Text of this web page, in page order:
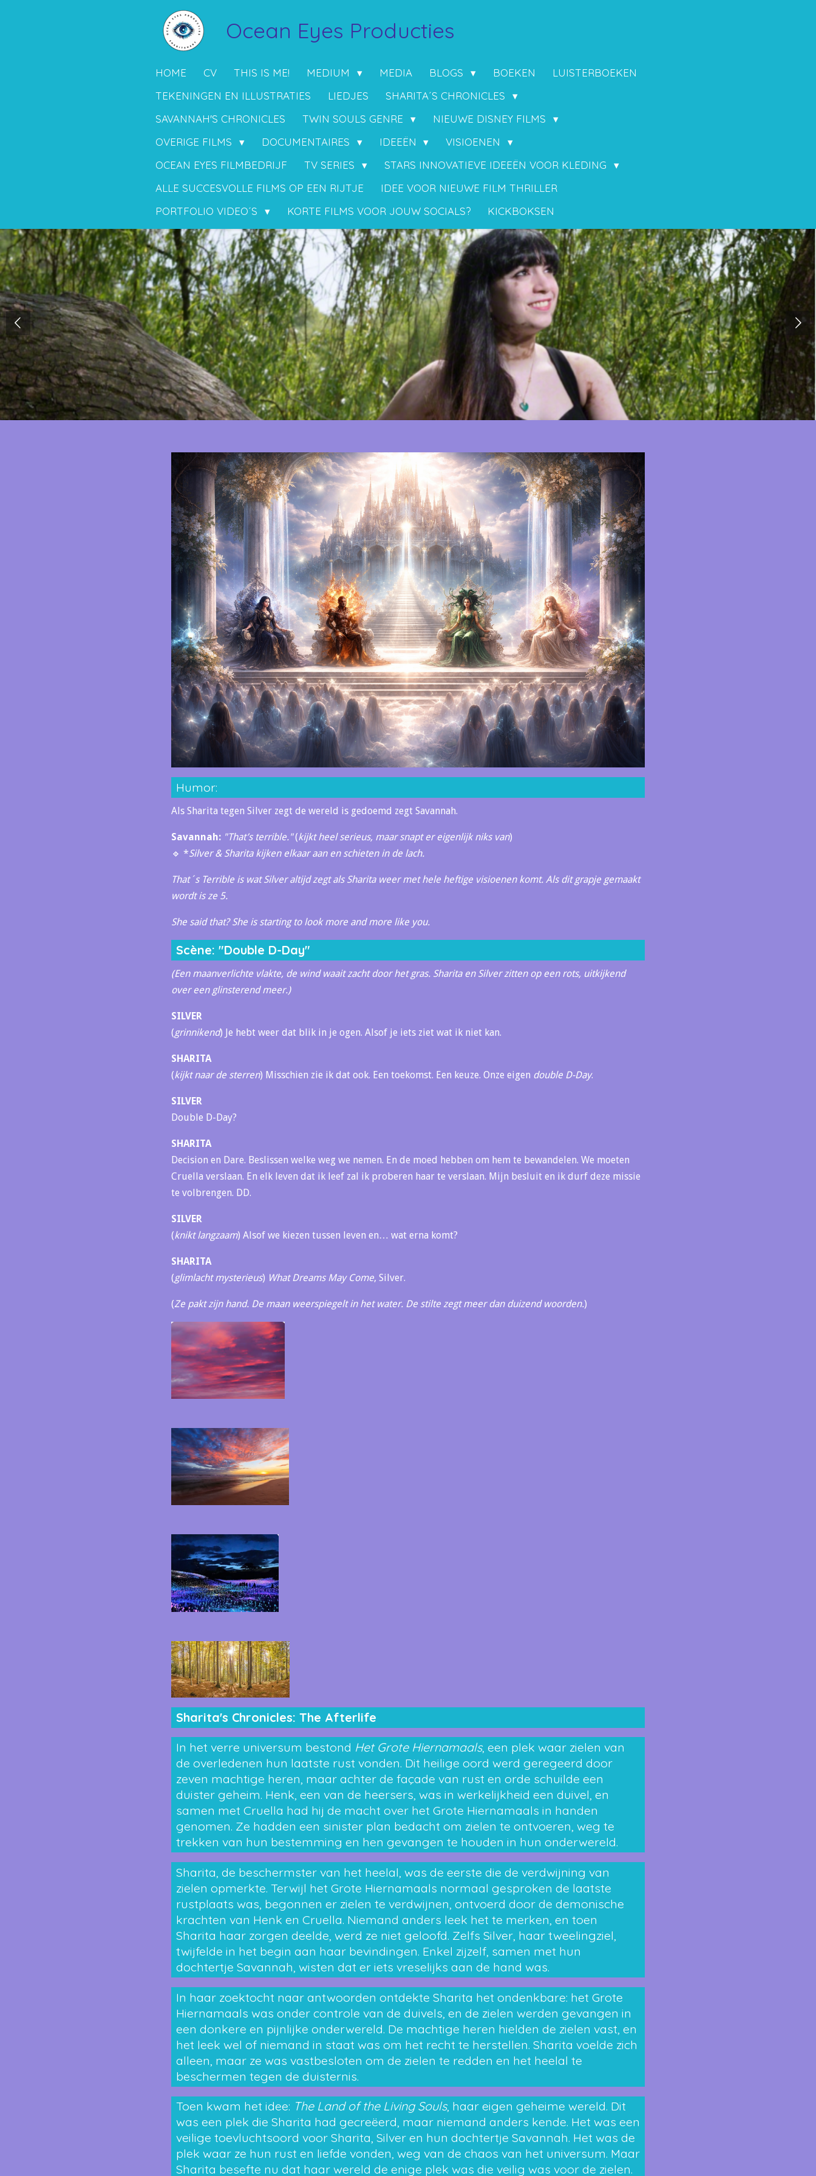
Ocean Eyes Producties
HOME CV THIS IS ME! MEDIUM MEDIA BLOGS BOEKEN
LUISTERBOEKEN
TEKENINGEN EN ILLUSTRATIES
LIEDJES
SHARITA´S CHRONICLES
SAVANNAH'S CHRONICLES
TWIN SOULS GENRE
NIEUWE DISNEY FILMS
OVERIGE FILMS
DOCUMENTAIRES IDEEËN
VISIOENEN
OCEAN EYES FILMBEDRIJF
TV SERIES
STARS INNOVATIEVE IDEEËN VOOR KLEDING
ALLE SUCCESVOLLE FILMS OP EEN RIJTJE
IDEE VOOR NIEUWE FILM THRILLER
PORTFOLIO VIDEO´S
KORTE FILMS VOOR JOUW SOCIALS? KICKBOKSEN
Humor:
Als Sharita tegen Silver zegt de wereld is gedoemd zegt Savannah.
Savannah: "That’s terrible."(kijkt heel serieus, maar snapt er eigenlijk niks van)
🔹 *Silver & Sharita kijken elkaar aan en schieten in de lach.
That´s Terrible is wat Silver altijd zegt als Sharita weer met hele heftige visioenen komt. Als dit grapje gemaakt
wordt is ze 5.
She said that? She is starting to look more and more like you.
Scène: "Double D-Day"
(Een maanverlichte vlakte, de wind waait zacht door het gras. Sharita en Silver zitten op een rots, uitkijkend
over een glinsterend meer.)
SILVER
(grinnikend) Je hebt weer dat blik in je ogen. Alsof je iets ziet wat ik niet kan.
SHARITA
(kijkt naar de sterren) Misschien zie ik dat ook. Een toekomst. Een keuze. Onze eigen double D-Day.
SILVER
Double D-Day?
SHARITA
Decision en Dare. Beslissen welke weg we nemen. En de moed hebben om hem te bewandelen. We moeten
Cruella verslaan. En elk leven dat ik leef zal ik proberen haar te verslaan. Mijn besluit en ik durf deze missie
te volbrengen. DD.
SILVER
(knikt langzaam) Alsof we kiezen tussen leven en… wat erna komt?
SHARITA
(glimlacht mysterieus) What Dreams May Come, Silver.
(Ze pakt zijn hand. De maan weerspiegelt in het water. De stilte zegt meer dan duizend woorden.)
Sharita's Chronicles: The Afterlife
In het verre universum bestond Het Grote Hiernamaals, een plek waar zielen van
de overledenen hun laatste rust vonden. Dit heilige oord werd geregeerd door
zeven machtige heren, maar achter de façade van rust en orde schuilde een
duister geheim. Henk, een van de heersers, was in werkelijkheid een duivel, en
samen met Cruella had hij de macht over het Grote Hiernamaals in handen
genomen. Ze hadden een sinister plan bedacht om zielen te ontvoeren, weg te
trekken van hun bestemming en hen gevangen te houden in hun onderwereld.
Sharita, de beschermster van het heelal, was de eerste die de verdwijning van
zielen opmerkte. Terwijl het Grote Hiernamaals normaal gesproken de laatste
rustplaats was, begonnen er zielen te verdwijnen, ontvoerd door de demonische
krachten van Henk en Cruella. Niemand anders leek het te merken, en toen
Sharita haar zorgen deelde, werd ze niet geloofd. Zelfs Silver, haar tweelingziel,
twijfelde in het begin aan haar bevindingen. Enkel zijzelf, samen met hun
dochtertje Savannah, wisten dat er iets vreselijks aan de hand was.
In haar zoektocht naar antwoorden ontdekte Sharita het ondenkbare: het Grote
Hiernamaals was onder controle van de duivels, en de zielen werden gevangen in
een donkere en pijnlijke onderwereld. De machtige heren hielden de zielen vast, en
het leek wel of niemand in staat was om het recht te herstellen. Sharita voelde zich
alleen, maar ze was vastbesloten om de zielen te redden en het heelal te
beschermen tegen de duisternis.
Toen kwam het idee: The Land of the Living Souls, haar eigen geheime wereld. Dit
was een plek die Sharita had gecreëerd, maar niemand anders kende. Het was een
veilige toevluchtsoord voor Sharita, Silver en hun dochtertje Savannah. Het was de
plek waar ze hun rust en liefde vonden, weg van de chaos van het universum. Maar
Sharita besefte nu dat haar wereld de enige plek was die veilig was voor de zielen.